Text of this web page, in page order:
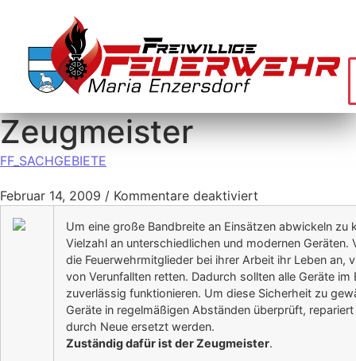
Zeugmeister
FF_SACHGEBIETE
Februar 14, 2009 / Kommentare deaktiviert
Um eine große Bandbreite an Einsätzen abwickeln zu
Vielzahl an unterschiedlichen und modernen Geräten.
die Feuerwehrmitglieder bei ihrer Arbeit ihr Leben an,
von Verunfallten retten. Dadurch sollten alle Geräte
zuverlässig funktionieren. Um diese Sicherheit zu
Geräte in regelmäßigen Abständen überprüft,
durch Neue ersetzt werden.
Zuständig dafür ist der Zeugmeister.